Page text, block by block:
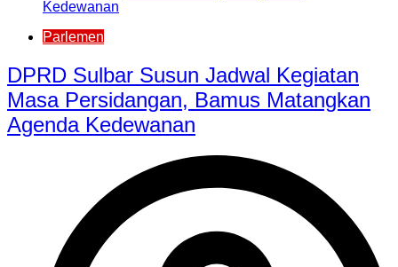
Parlemen
DPRD Sulbar Susun Jadwal Kegiatan
Masa Persidangan, Bamus Matangkan
Agenda Kedewanan